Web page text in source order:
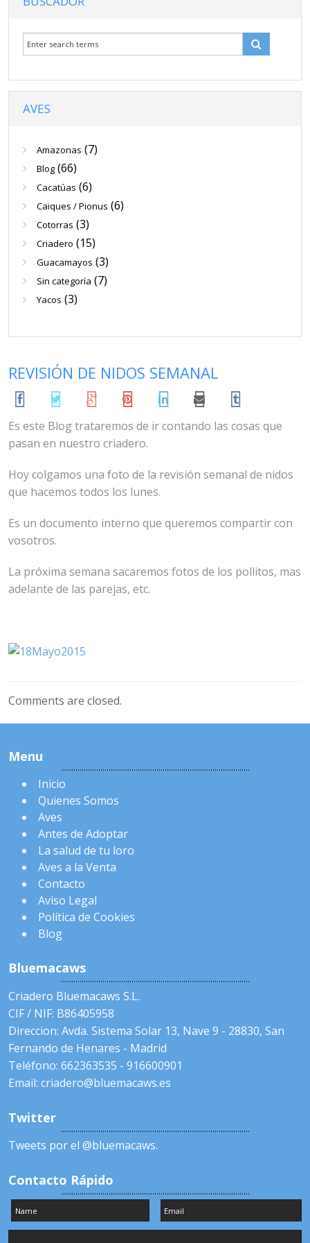
Contacto
Blog
AVES
Amazonas (7)
Blog (66)
Cacatúas (6)
Caiques / Pionus (6)
Cotorras (3)
Criadero (15)
Guacamayos (3)
Sin categoría (7)
Yacos (3)
REVISIÓN DE NIDOS SEMANAL
Es este Blog trataremos de ir contando las cosas que
pasan en nuestro criadero.
Hoy colgamos una foto de la revisión semanal de nidos
que hacemos todos los lunes.
Es un documento interno que queremos compartir con
vosotros.
La próxima semana sacaremos fotos de los pollitos, mas
adelante de las parejas, etc.
Comments are closed.
Menu
Inicio
Quienes Somos
Aves
Antes de Adoptar
La salud de tu loro
Aves a la Venta
Contacto
Aviso Legal
Política de Cookies
Blog
Bluemacaws
Criadero Bluemacaws S.L.
CIF / NIF: B86405958
Direccion: Avda. Sistema Solar 13, Nave 9 - 28830, San
Fernando de Henares - Madrid
Teléfono: 662363535 - 916600901
Email: criadero@bluemacaws.es
Twitter
Tweets por el @bluemacaws.
Contacto Rápido